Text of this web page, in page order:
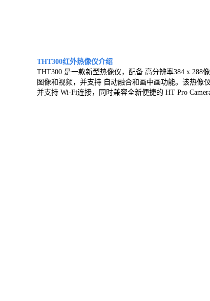
THT300红外热像仪介绍
THT300 是一款新型热像仪，配备 高分辨率384 x 288
图像和视频，并支持 自动融合和画中画功能。该热像
并支持 Wi-Fi连接，同时兼容全新便捷的 HT Pro